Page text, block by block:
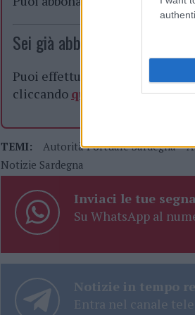
Sei già abbonato?
Puoi effettuare l'accesso
cliccando qui
TEMI: Autorità Portuale Sardegna
Notizie Sardegna
Inviaci le tue
Su WhatsApp al
Notizie in tempo
Entra nel canale